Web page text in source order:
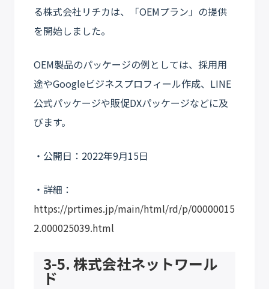
る株式会社リチカは、「OEMプラン」の提供
を開始しました。
OEM製品のパッケージの例としては、採用用
途やGoogleビジネスプロフィール作成、LINE
公式パッケージや販促DXパッケージなどに及
びます。
・公開日：2022年9月15日
・詳細：
https://prtimes.jp/main/html/rd/p/00000015
2.000025039.html
3-5. 株式会社ネットワール
ド